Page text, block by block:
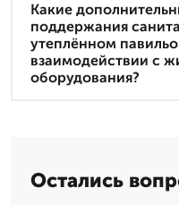
Какие
поддержания
утеплённом
взаимодействии с
оборудования?
Остались